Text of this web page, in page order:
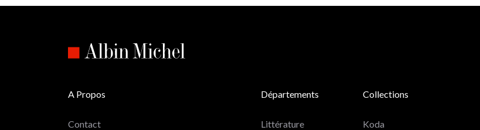
A Propos
Contact
Départements
Littérature
Collections
Koda